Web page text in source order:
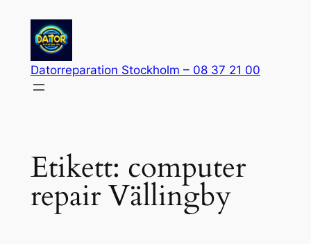
innehåll
Datorreparation Stockholm – 08 37 21 00
Etikett: computer
repair Vällingby